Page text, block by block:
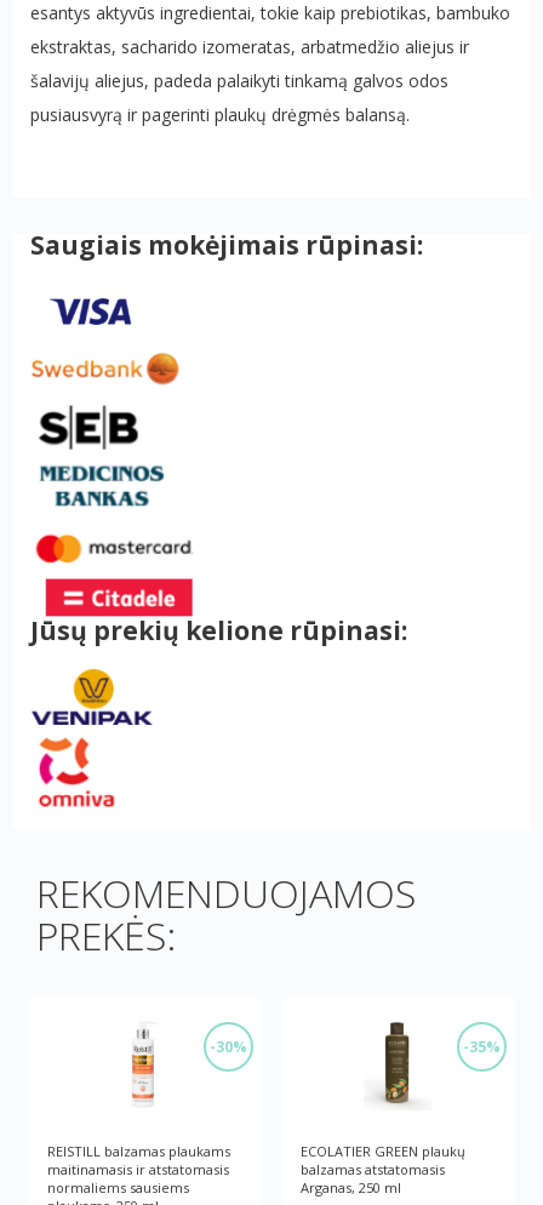
esantys aktyvūs ingredientai, tokie kaip prebiotikas, bambuko
ekstraktas, sacharido izomeratas, arbatmedžio aliejus ir
šalavijų aliejus, padeda palaikyti tinkamą galvos odos
pusiausvyrą ir pagerinti plaukų drėgmės balansą.
Saugiais mokėjimais rūpinasi:
Jūsų prekių kelione rūpinasi:
REKOMENDUOJAMOS
PREKĖS:
-30%
REISTILL balzamas plaukams
maitinamasis ir atstatomasis
normaliems sausiems
-35%
ECOLATIER GREEN plaukų
balzamas atstatomasis
Arganas, 250 ml